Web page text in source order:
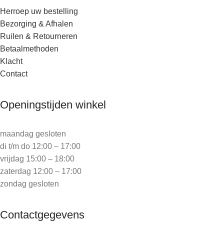
Herroep uw bestelling
Bezorging & Afhalen
Ruilen & Retourneren
Betaalmethoden
Klacht
Contact
Openingstijden winkel
maandag gesloten
di t/m do 12:00 – 17:00
vrijdag 15:00 – 18:00
zaterdag 12:00 – 17:00
zondag gesloten
Contactgegevens